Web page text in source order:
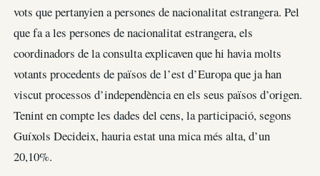
vots que pertanyien a persones de nacionalitat estrangera. Pel
que fa a les persones de nacionalitat estrangera, els
coordinadors de la consulta explicaven que hi havia molts
votants procedents de països de l’est d’Europa que ja han
viscut processos d’independència en els seus països d’origen.
Tenint en compte les dades del cens, la participació, segons
Guíxols Decideix, hauria estat una mica més alta, d’un
20,10%.